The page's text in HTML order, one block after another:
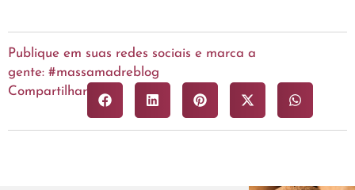
Publique em suas redes sociais e marca a
gente: #massamadreblog
Compartilhar